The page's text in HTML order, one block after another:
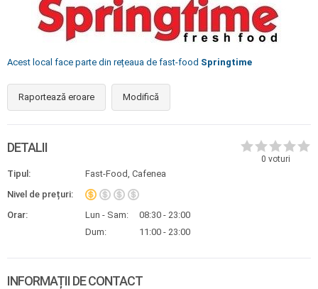
Acest local face parte din rețeaua de fast-food Springtime
Raportează eroare Modifică
0 voturi
DETALII
Tipul:
Fast-Food, Cafenea
Nivel de prețuri:
Orar:
Lun - Sam:
08:30 - 23:00
Dum:
11:00 - 23:00
INFORMAȚII DE CONTACT